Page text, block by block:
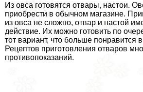
Из овса готовятся отвары, настои.
приобрести в обычном магазине.
из овса не сложно, отвар и настой
действие. Их можно готовить по
тот вариант, что больше понравится
Рецептов приготовления отваров
противопоказаний.